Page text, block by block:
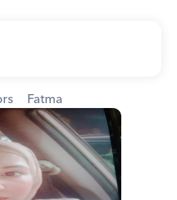
Fatma